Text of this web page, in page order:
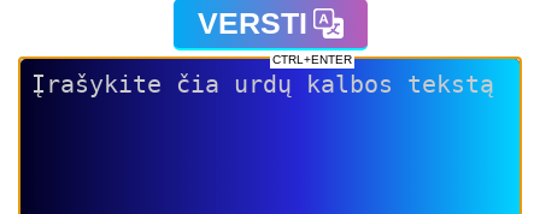
VERSTI
CTRL+ENTER